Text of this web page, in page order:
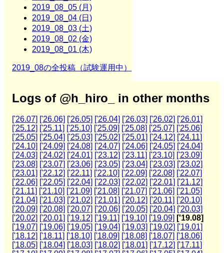
2019_08_05 (月)
2019_08_04 (日)
2019_08_03 (土)
2019_08_02 (金)
2019_08_01 (木)
2019_08の全投稿（試験運用中）
Logs of @h_hiro_ in other months
['26.07] ['26.06] ['26.05] ['26.04] ['26.03] ['26.02] ['26.01]
['25.12] ['25.11] ['25.10] ['25.09] ['25.08] ['25.07] ['25.06]
['25.05] ['25.04] ['25.03] ['25.02] ['25.01] ['24.12] ['24.11]
['24.10] ['24.09] ['24.08] ['24.07] ['24.06] ['24.05] ['24.04]
['24.03] ['24.02] ['24.01] ['23.12] ['23.11] ['23.10] ['23.09]
['23.08] ['23.07] ['23.06] ['23.05] ['23.04] ['23.03] ['23.02]
['23.01] ['22.12] ['22.11] ['22.10] ['22.09] ['22.08] ['22.07]
['22.06] ['22.05] ['22.04] ['22.03] ['22.02] ['22.01] ['21.12]
['21.11] ['21.10] ['21.09] ['21.08] ['21.07] ['21.06] ['21.05]
['21.04] ['21.03] ['21.02] ['21.01] ['20.12] ['20.11] ['20.10]
['20.09] ['20.08] ['20.07] ['20.06] ['20.05] ['20.04] ['20.03]
['20.02] ['20.01] ['19.12] ['19.11] ['19.10] ['19.09] ['19.08]
['19.07] ['19.06] ['19.05] ['19.04] ['19.03] ['19.02] ['19.01]
['18.12] ['18.11] ['18.10] ['18.09] ['18.08] ['18.07] ['18.06]
['18.05] ['18.04] ['18.03] ['18.02] ['18.01] ['17.12] ['17.11]